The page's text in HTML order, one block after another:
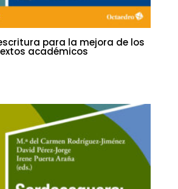
para la mejora de los
académicos